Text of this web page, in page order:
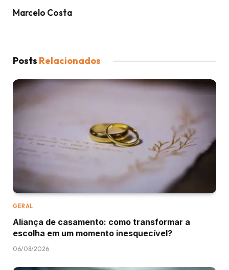
Marcelo Costa
Posts Relacionados
GERAL
Aliança de casamento: como transformar a
escolha em um momento inesquecível?
06/08/2026